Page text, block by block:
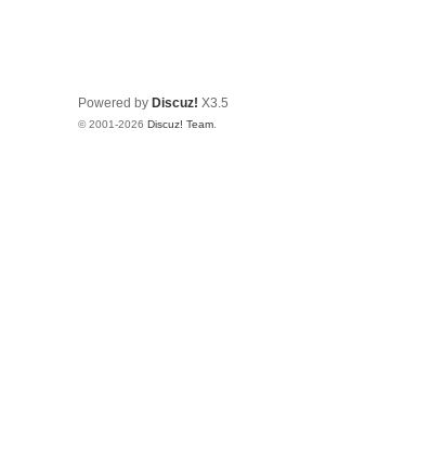
Powered by Discuz! X3.5
© 2001-2026 Discuz! Team